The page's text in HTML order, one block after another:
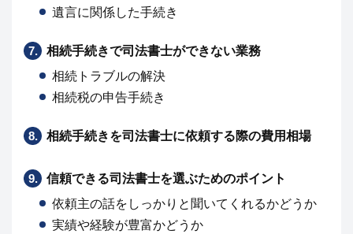
遺言に関係した手続き
7.
相続手続きで司法書士ができない業務
相続トラブルの解決
相続税の申告手続き
8. 相続手続きを司法書士に依頼する際の費用相場
9.
信頼できる司法書士を選ぶためのポイント
依頼主の話をしっかりと聞いてくれるかどうか
実績や経験が豊富かどうか